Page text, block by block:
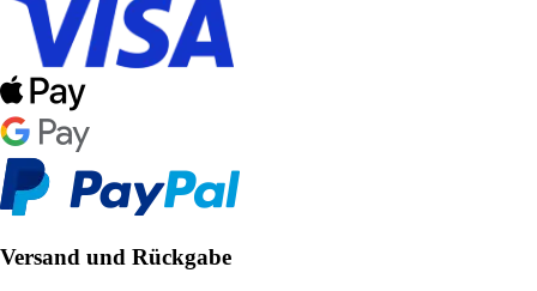
Versand und Rückgabe